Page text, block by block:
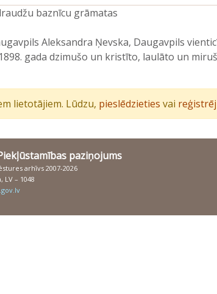
baznīcu grāmatas
Aleksandra Ņevska, Daugavpils
gada dzimušo un kristīto, laulāto un
lietotājiem. Lūdzu, pieslēdzieties vai
paziņojums
arhīvs 2007-2026
LV – 1048